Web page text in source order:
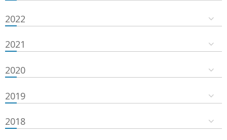
2022
2021
2020
2019
2018